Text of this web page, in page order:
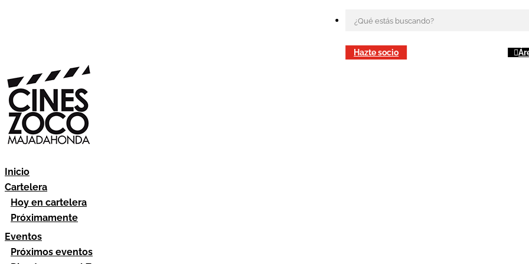
Hazte socio
Inicio
Cartelera
Hoy en cartelera
Próximamente
Eventos
Próximos eventos